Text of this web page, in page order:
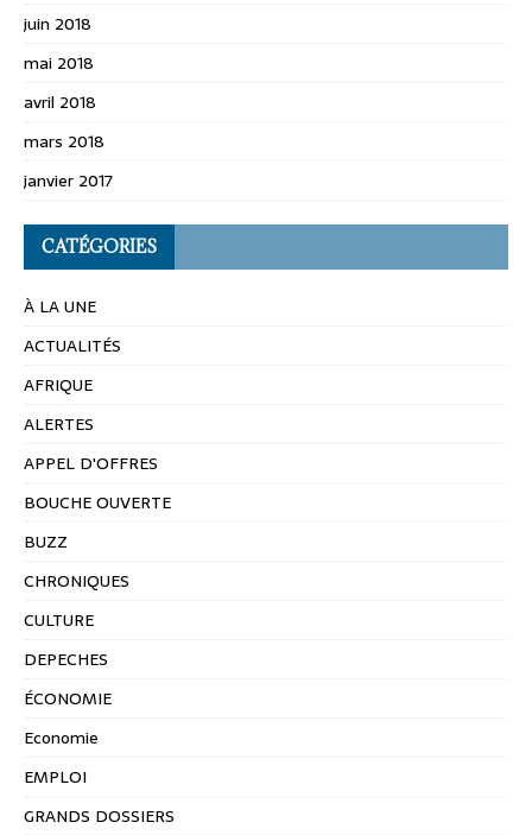
juin 2018
mai 2018
avril 2018
mars 2018
janvier 2017
CATÉGORIES
À LA UNE
ACTUALITÉS
AFRIQUE
ALERTES
APPEL D'OFFRES
BOUCHE OUVERTE
BUZZ
CHRONIQUES
CULTURE
DEPECHES
ÉCONOMIE
Economie
EMPLOI
GRANDS DOSSIERS